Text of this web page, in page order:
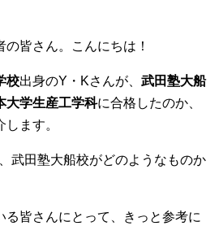
皆さん。こんにちは！
校出身のY・Kさんが、 武田塾大船
大学生産工学科に合格したのか、
ます。
武田塾大船校がどのようなものか
る皆さんにとって、きっと参考に